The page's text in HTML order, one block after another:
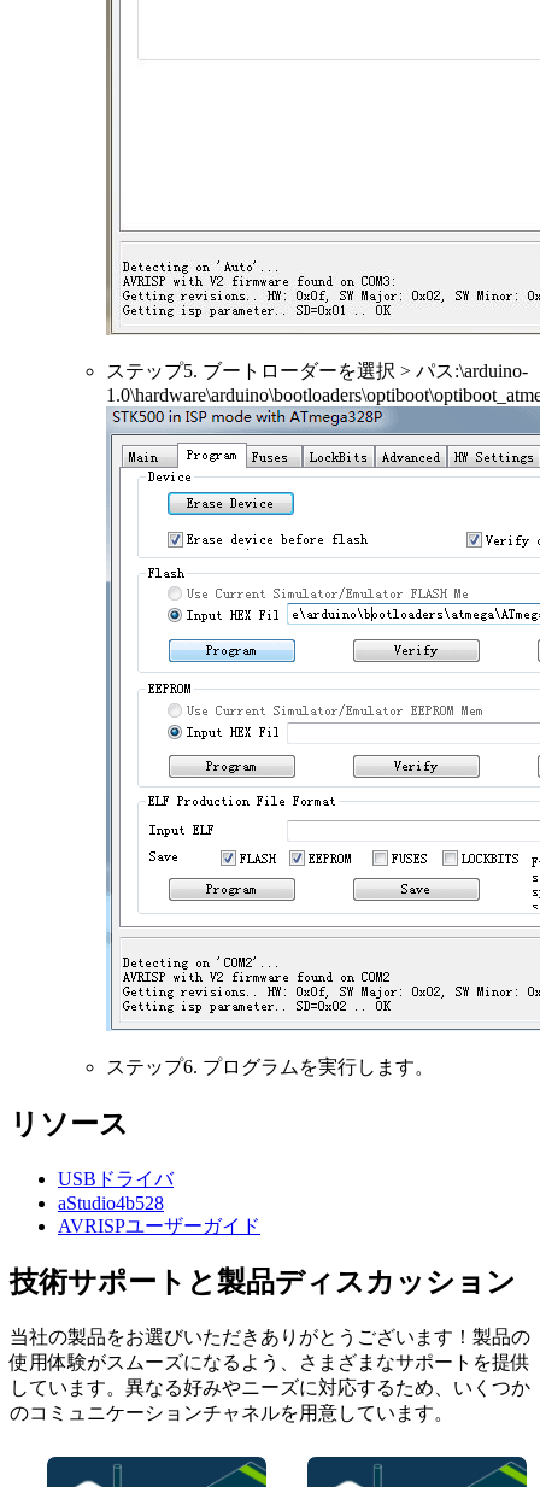
ステップ5. ブートローダーを選択 > パス:\arduino-
ステップ6. プログラムを実行します。
リソース
USBドライバ
aStudio4b528
AVRISPユーザーガイド
技術サポートと製品ディスカッション
当社の製品をお選びいただきありがとうございます！製品の
使用体験がスムーズになるよう、さまざまなサポートを提供
しています。異なる好みやニーズに対応するため、いくつか
のコミュニケーションチャネルを用意しています。